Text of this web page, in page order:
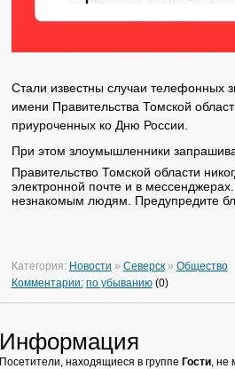
Стали известны случаи телефонных
имени Правительства Томской
приуроченных ко Дню России.
При этом злоумышленники
Правительство Томской области
электронной почте и в
незнакомым людям. Предупредите
Категория: Новости » Северск» Общество
Комментарии: по убыванию(0)
Информация
Посетители, находящиеся в группе Гости, не